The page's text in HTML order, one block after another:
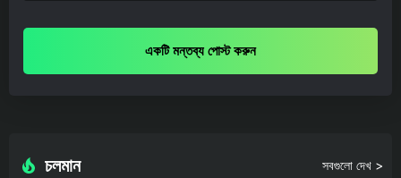
একটি মন্তব্য পোস্ট করুন
চলমান সবগুলো দেখ >